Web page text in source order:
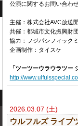
公演に関するお問い合わ
主催：株式会社AVC放送
共催：都城市文化振興財
協力：フジパシフィック
企画制作：タイスケ
「ツーツーウラウラツー
http://
2026.03.07 (土)
ウルフルズ ライブ